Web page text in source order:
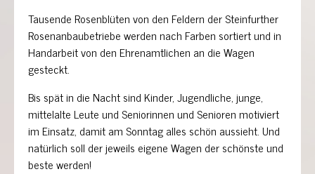
Tausende Rosenblüten von den Feldern der Steinfurther
Rosenanbaubetriebe werden nach Farben sortiert und in
Handarbeit von den Ehrenamtlichen an die Wagen
gesteckt.
Bis spät in die Nacht sind Kinder, Jugendliche, junge,
mittelalte Leute und Seniorinnen und Senioren motiviert
im Einsatz, damit am Sonntag alles schön aussieht. Und
natürlich soll der jeweils eigene Wagen der schönste und
beste werden!